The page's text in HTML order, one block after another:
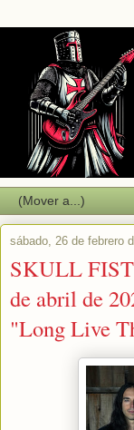
sábado, 26 de febrero
SKULL
de abril de
"Long Live